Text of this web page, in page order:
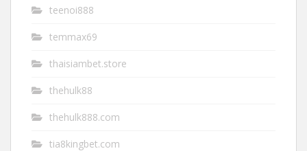
teenoi888
temmax69
thaisiambet.store
thehulk88
thehulk888.com
tia8kingbet.com